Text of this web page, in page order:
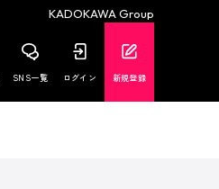
KADOKAWA Group
SNS一覧 ログイン 新規登録